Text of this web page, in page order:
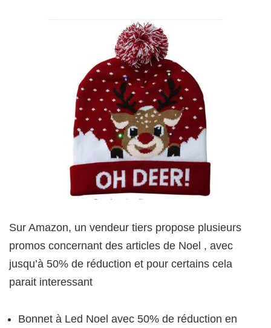
Sur Amazon, un vendeur tiers propose plusieurs
promos concernant des articles de Noel , avec
jusqu’à 50% de réduction et pour certains cela
parait interessant
Bonnet à Led Noel avec 50% de réduction en